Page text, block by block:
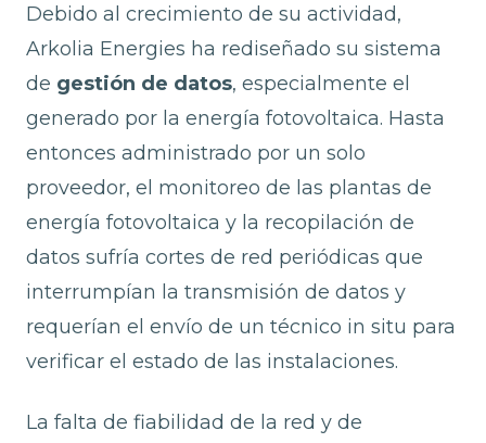
Debido al crecimiento de su actividad,
Arkolia Energies ha rediseñado su sistema
de gestión de datos, especialmente el
generado por la energía fotovoltaica. Hasta
entonces administrado por un solo
proveedor, el monitoreo de las plantas de
energía fotovoltaica y la recopilación de
datos sufría cortes de red periódicas que
interrumpían la transmisión de datos y
requerían el envío de un técnico in situ para
verificar el estado de las instalaciones.
La falta de fiabilidad de la red y de